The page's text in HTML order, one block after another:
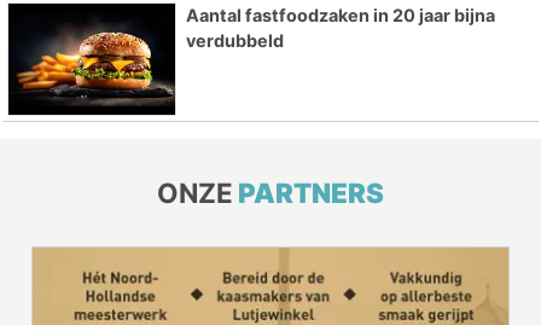
Aantal fastfoodzaken in 20 jaar bijna
verdubbeld
ONZE PARTNERS